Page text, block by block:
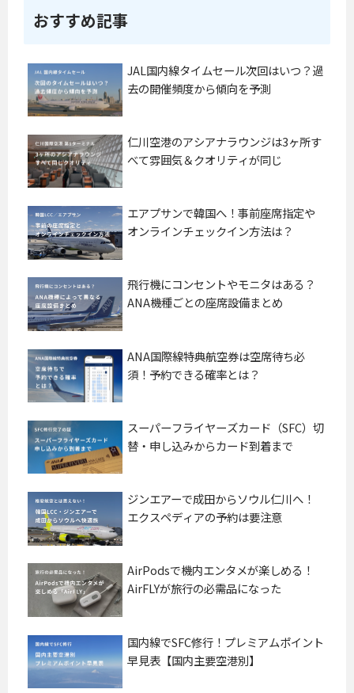
おすすめ記事
JAL国内線タイムセール次回はいつ？過
去の開催頻度から傾向を予測
仁川空港のアシアナラウンジは3ヶ所す
べて雰囲気＆クオリティが同じ
エアプサンで韓国へ！事前座席指定や
オンラインチェックイン方法は？
飛行機にコンセントやモニタはある？
ANA機種ごとの座席設備まとめ
ANA国際線特典航空券は空席待ち必
須！予約できる確率とは？
スーパーフライヤーズカード（SFC）切
替・申し込みからカード到着まで
ジンエアーで成田からソウル仁川へ！
エクスペディアの予約は要注意
AirPodsで機内エンタメが楽しめる！
AirFLYが旅行の必需品になった
国内線でSFC修行！プレミアムポイント
早見表【国内主要空港別】